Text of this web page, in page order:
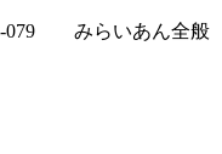
079
みらいあん全般